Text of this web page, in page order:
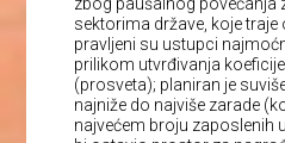
zbog paušalnog povećanja
sektorima države, koje traje
pravljeni su ustupci
prilikom utvrđivanja
(prosveta); planiran je
najniže do najviše zarade
najvećem broju zaposlenih